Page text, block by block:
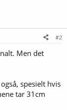
#2
Men det
spesielt hvis
tar 31cm